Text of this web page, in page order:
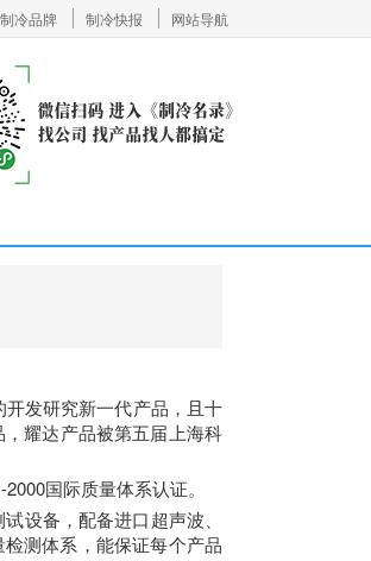
制冷品牌 制冷快报 网站导航
发研究新一代产品，且十
耀达产品被第五届上海科
国际质量体系认证。
设备，配备进口超声波、
测体系，能保证每个产品